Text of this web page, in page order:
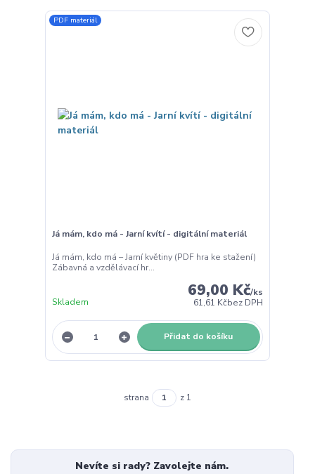
PDF materiál
Já mám, kdo má - Jarní kvítí - digitální materiál
Já mám, kdo má – Jarní květiny (PDF hra ke stažení)
Zábavná a vzdělávací hr...
69,00 Kč/ks
61,61 Kčbez DPH
Skladem
Přidat do košíku
strana z 1
Nevíte si rady? Zavolejte nám.